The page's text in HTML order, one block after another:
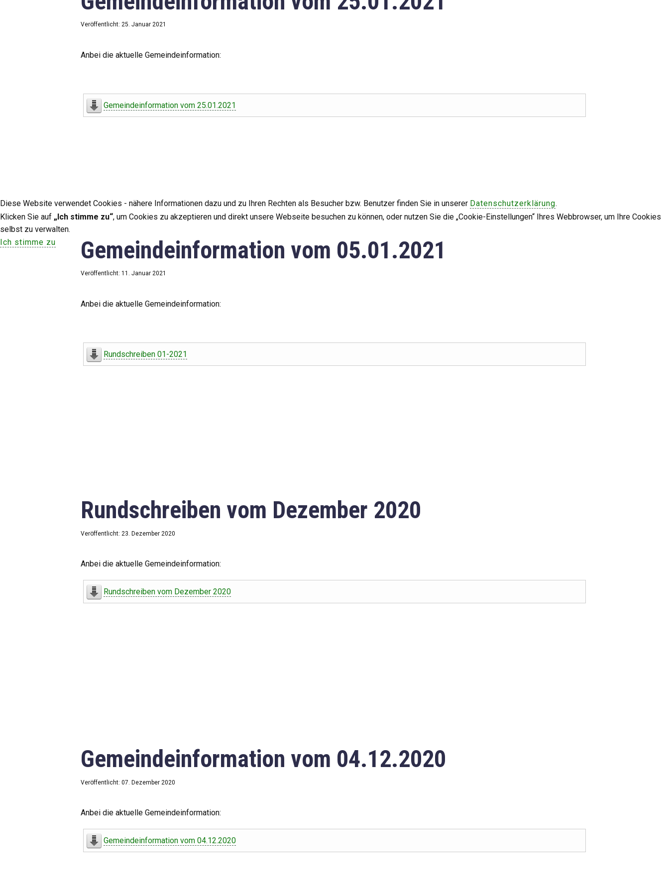
Veröffentlicht: 25. Januar 2021
Anbei die aktuelle Gemeindeinformation:
Gemeindeinformation vom 25.01.2021
Gemeindeinformation vom 05.01.2021
Veröffentlicht: 11. Januar 2021
Anbei die aktuelle Gemeindeinformation:
Rundschreiben 01-2021
Rundschreiben vom Dezember 2020
Veröffentlicht: 23. Dezember 2020
Anbei die aktuelle Gemeindeinformation:
Rundschreiben vom Dezember 2020
Gemeindeinformation vom 04.12.2020
Veröffentlicht: 07. Dezember 2020
Anbei die aktuelle Gemeindeinformation:
Gemeindeinformation vom 04.12.2020
Diese Website verwendet Cookies - nähere Informationen dazu und zu Ihren Rechten als Besucher bzw. Benutzer finden Sie in unserer Datenschutzerklärung.
Klicken Sie auf „Ich stimme zu“, um Cookies zu akzeptieren und direkt unsere Webseite besuchen zu können, oder nutzen Sie die „Cookie-Einstellungen“ Ihres Webbrowser, um Ihre Cookies
selbst zu verwalten.
Ich stimme zu